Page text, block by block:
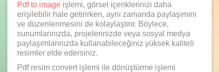
Pdf to image işlemi, görsel içeriklerinizi daha
erişilebilir hale getirirken, aynı zamanda paylaşımını
ve düzenlenmesini de kolaylaştırır. Böylece,
sunumlarınızda, projelerinizde veya sosyal medya
paylaşımlarınızda kullanabileceğiniz yüksek kaliteli
resimler elde edersiniz.
Pdf resim convert işlemi ile dönüştürme işlemi